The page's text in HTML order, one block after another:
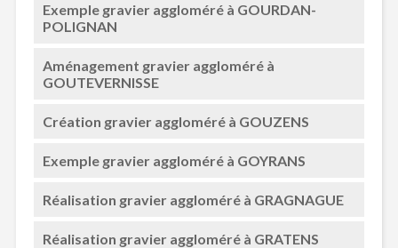
Exemple gravier aggloméré à GOURDAN-
POLIGNAN
Aménagement gravier aggloméré à
GOUTEVERNISSE
Création gravier aggloméré à GOUZENS
Exemple gravier aggloméré à GOYRANS
Réalisation gravier aggloméré à GRAGNAGUE
Réalisation gravier aggloméré à GRATENS